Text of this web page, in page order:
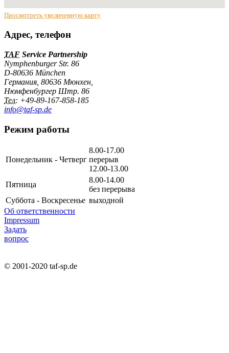
Просмотреть увеличенную карту
Адрес, телефон
TAF Service Partnership
Nymphenburger Str. 86
D-80636 München
Германия 80636 Мюнхен
Нюмфенбургер Штр. 86
Тел: +49-89-167-858-185
info@taf-sp.de
Режим работы
Понедельник - Четверг
8.00-17.00
перерыв
12.00-13.00
Пятница
8.00-14.00
без перерыва
Суббота - Воскресенье выходной
Об ответственности
Impressum
Задать
вопрос
© 2001-2020 taf-sp.de